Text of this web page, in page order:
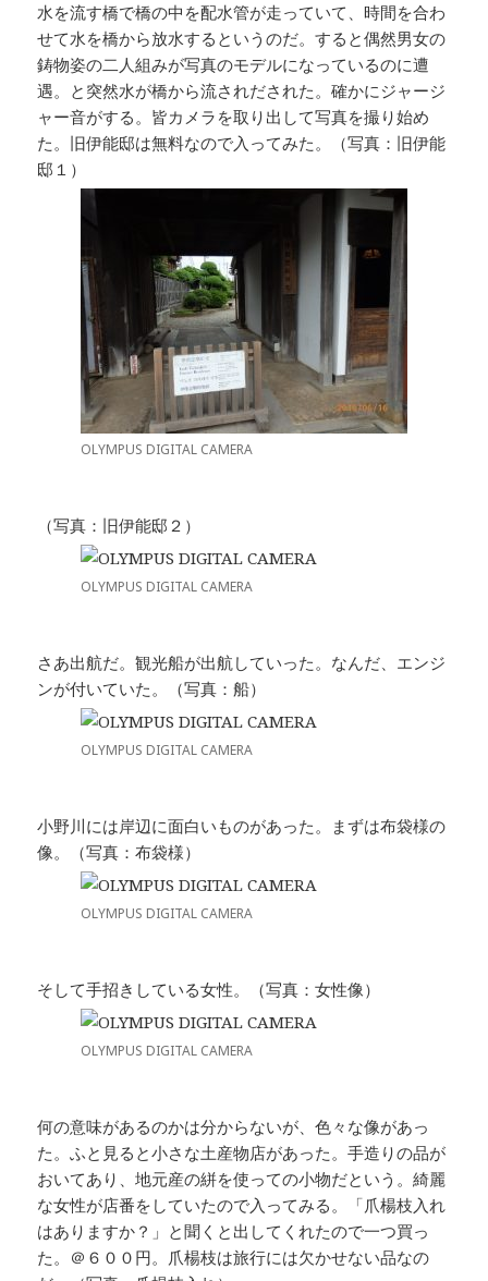
水を流す橋で橋の中を配水管が走っていて、時間を合わ
せて水を橋から放水するというのだ。すると偶然男女の
鋳物姿の二人組みが写真のモデルになっているのに遭
遇。と突然水が橋から流されだされた。確かにジャージ
ャー音がする。皆カメラを取り出して写真を撮り始め
た。旧伊能邸は無料なので入ってみた。（写真：旧伊能
邸１）
OLYMPUS DIGITAL CAMERA
（写真：旧伊能邸２）
OLYMPUS DIGITAL CAMERA
さあ出航だ。観光船が出航していった。なんだ、エンジ
ンが付いていた。（写真：船）
OLYMPUS DIGITAL CAMERA
小野川には岸辺に面白いものがあった。まずは布袋様の
像。（写真：布袋様）
OLYMPUS DIGITAL CAMERA
そして手招きしている女性。（写真：女性像）
OLYMPUS DIGITAL CAMERA
何の意味があるのかは分からないが、色々な像があっ
た。ふと見ると小さな土産物店があった。手造りの品が
おいてあり、地元産の絣を使っての小物だという。綺麗
な女性が店番をしていたので入ってみる。「爪楊枝入れ
はありますか？」と聞くと出してくれたので一つ買っ
た。＠６００円。爪楊枝は旅行には欠かせない品なの